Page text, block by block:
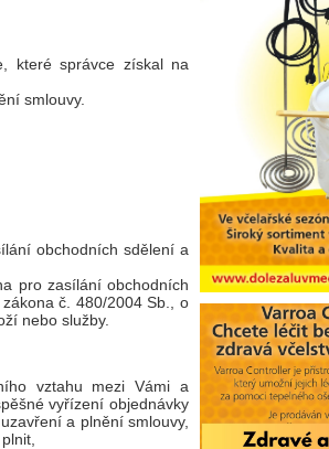
které správce získal na
smlouvy.
obchodních sdělení a
pro zasílání obchodních
č. 480/2004 Sb., o
nebo služby.
vztahu mezi Vámi a
vyřízení objednávky
a plnění smlouvy,